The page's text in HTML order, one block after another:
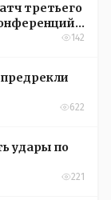
третьего
142
622
удары по
221